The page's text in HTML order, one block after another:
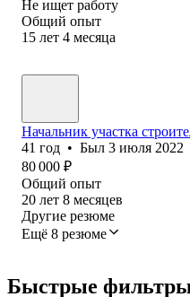
Не ищет работу
Общий опыт
15 лет 4 месяца
Начальник участка
41 год • Был 3 июля 2022
80 000 ₽
Общий опыт
20 лет 8 месяцев
Другие резюме
Ещё 8 резюме
Быстрые фильтры